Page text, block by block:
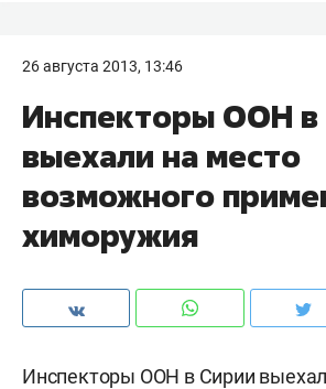
26 августа 2013, 13:46
Инспекторы ООН в
выехали на место
возможного
химоружия
Инспекторы ООН в Сирии